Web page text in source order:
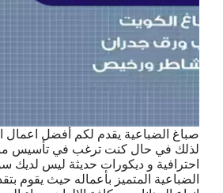
صباغ الضباعية يقدم لكم أفضل اعمال
لذلك في حال كنت ترغب في تأسيس
احترافية و ديكورات حديثة ليس لديك
الضباعية المتميز بأعماله حيث يقوم